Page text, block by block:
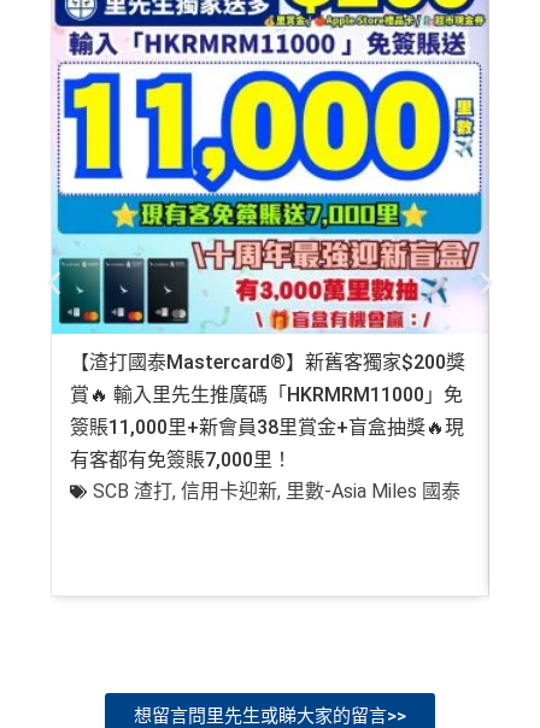
【渣打國泰Mastercard®】新舊客獨家$200獎
賞🔥 輸入里先生推廣碼「HKRMRM11000」免
簽賬11,000里+新會員38里賞金+盲盒抽獎🔥現
有客都有免簽賬7,000里！
SCB 渣打,信用卡迎新, 里數-Asia Miles 國泰
想留言問里先生或睇大家的留言>>